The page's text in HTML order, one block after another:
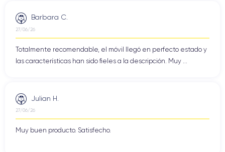
Barbara C.
27/06/26
Totalmente recomendable, el móvil llegó en perfecto estado y
las características han sido fieles a la descripción. Muy ...
Julian H.
27/06/26
Muy buen producto. Satisfecho.